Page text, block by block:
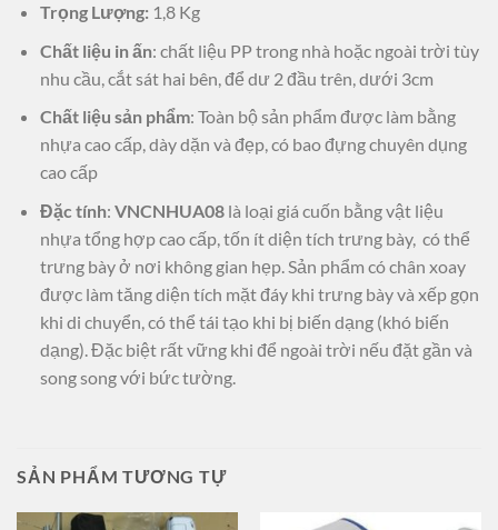
Trọng Lượng: 1,8 Kg
Chất liệu in ấn: chất liệu PP trong nhà hoặc ngoài trời tùy
nhu cầu, cắt sát hai bên, để dư 2 đầu trên, dưới 3cm
Chất liệu sản phẩm: Toàn bộ sản phẩm được làm bằng
nhựa cao cấp, dày dặn và đẹp, có bao đựng chuyên dụng
cao cấp
Đặc tính: VNCNHUA08 là loại giá cuốn bằng vật liệu
nhựa tổng hợp cao cấp, tốn ít diện tích trưng bày, có thể
trưng bày ở nơi không gian hẹp. Sản phẩm có chân xoay
được làm tăng diện tích mặt đáy khi trưng bày và xếp gọn
khi di chuyển, có thể tái tạo khi bị biến dạng (khó biến
dạng). Đặc biệt rất vững khi để ngoài trời nếu đặt gần và
song song với bức tường.
SẢN PHẨM TƯƠNG TỰ